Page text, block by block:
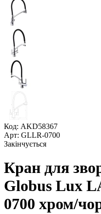
Код: AKD58367
Арт: GLLR-0700
Закінчується
Кран для
Globus Lux
0700 хром/